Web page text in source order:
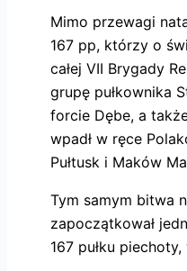
Mimo przewagi
167 pp, którzy o
całej VII Brygady
grupę pułkownika
forcie Dębe, a
wpadł w ręce
Pułtusk i Maków
Tym samym bitwa
zapoczątkował
167 pułku